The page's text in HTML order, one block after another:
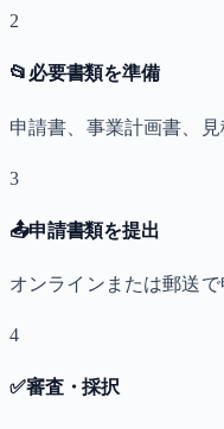
2
📂 必要書類を準備
申請書、事業計画書、
3
📤申請書類を提出
オンラインまたは郵送で
4
✅審査・採択